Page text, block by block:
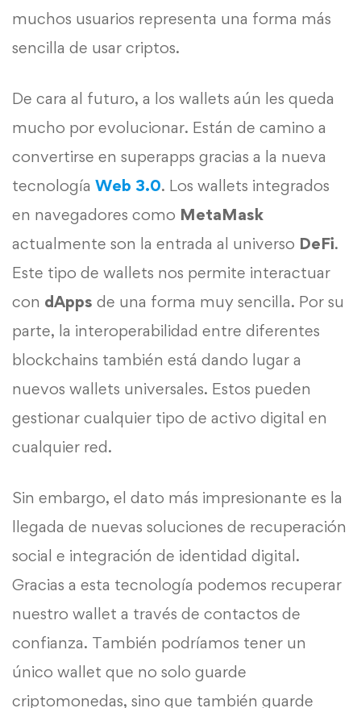
muchos usuarios representa una forma más
sencilla de usar criptos.
De cara al futuro, a los wallets aún les queda
mucho por evolucionar. Están de camino a
convertirse en superapps gracias a la nueva
tecnología Web 3.0. Los wallets integrados
en navegadores como MetaMask
actualmente son la entrada al universo DeFi.
Este tipo de wallets nos permite interactuar
con dApps de una forma muy sencilla. Por su
parte, la interoperabilidad entre diferentes
blockchains también está dando lugar a
nuevos wallets universales. Estos pueden
gestionar cualquier tipo de activo digital en
cualquier red.
Sin embargo, el dato más impresionante es la
llegada de nuevas soluciones de recuperación
social e integración de identidad digital.
Gracias a esta tecnología podemos recuperar
nuestro wallet a través de contactos de
confianza. También podríamos tener un
único wallet que no solo guarde
criptomonedas, sino que también guarde